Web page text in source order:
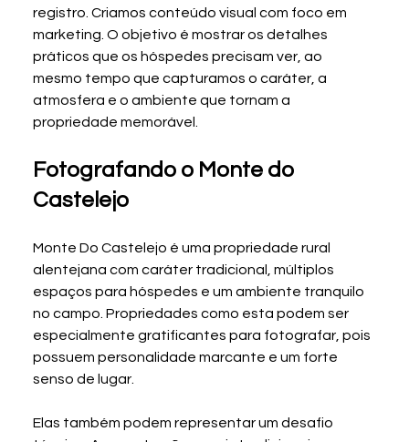
registro. Criamos conteúdo visual com foco em
marketing. O objetivo é mostrar os detalhes
práticos que os hóspedes precisam ver, ao
mesmo tempo que capturamos o caráter, a
atmosfera e o ambiente que tornam a
propriedade memorável.
Fotografando o Monte do
Castelejo
Monte Do Castelejo é uma propriedade rural
alentejana com caráter tradicional, múltiplos
espaços para hóspedes e um ambiente tranquilo
no campo. Propriedades como esta podem ser
especialmente gratificantes para fotografar, pois
possuem personalidade marcante e um forte
senso de lugar.
Elas também podem representar um desafio